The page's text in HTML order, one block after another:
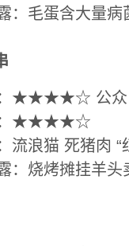
毛蛋含大量病
★★★★☆ 公众
★★★★☆
浪猫 死猪肉 “
烧烤摊挂羊头卖